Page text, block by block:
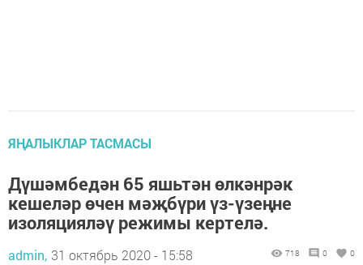
ЯҢАЛЫКЛАР ТАСМАСЫ
Дүшәмбедән 65 яшьтән өлкәнрәк
кешеләр өчен мәҗбүри үз-үзеңне
изоляцияләү режимы кертелә.
admin, 31 октябрь 2020 - 15:58 718 0 0